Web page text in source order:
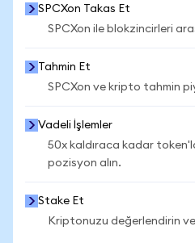
SPCXon Takas Et
SPCXon ile blokzincirleri
Tahmin Et
SPCXon ve kripto tahmin
Vadeli İşlemler
50x kaldıraca kadar
pozisyon alın.
Stake Et
Kriptonuzu değerlendirin